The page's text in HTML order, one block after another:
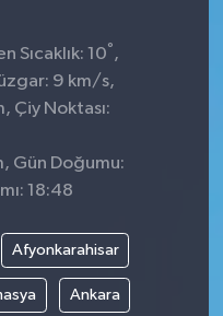
Sıcaklık: 10° ,
9 km/s,
Çiy Noktası:
Gün Doğumu:
18:48
Afyonkarahisar
Ankara